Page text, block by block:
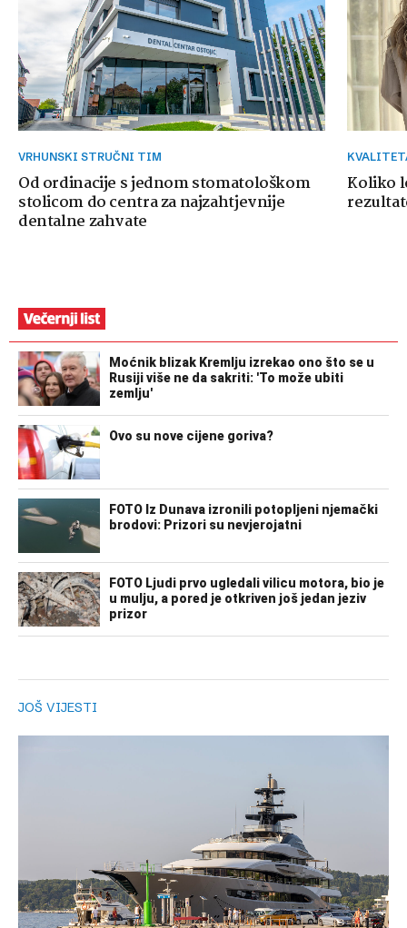
VRHUNSKI STRUČNI TIM
Od ordinacije s jednom stomatološkom
stolicom do centra za najzahtjevnije
dentalne zahvate
Koliko
JOŠ VIJESTI